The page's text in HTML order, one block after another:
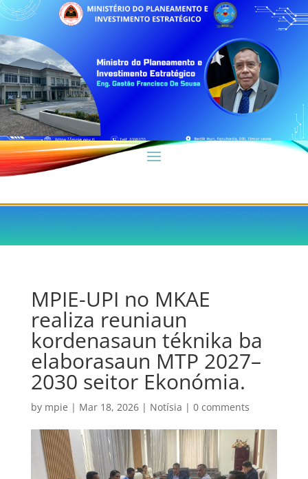
MPIE-UPI no MKAE
realiza reuniaun
kordenasaun téknika ba
elaborasaun MTP 2027–
2030 seitor Ekonómia.
by mpie | Mar 18, 2026| Notísia | 0 comments